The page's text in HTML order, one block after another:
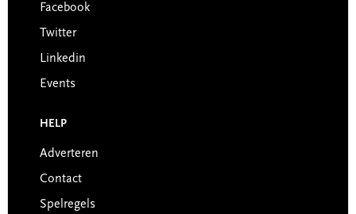
Facebook
Twitter
Linkedin
Events
HELP
Adverteren
Contact
Spelregels